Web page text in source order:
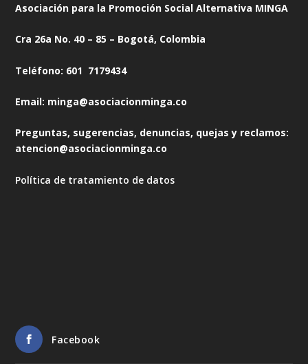
Asociación para la Promoción Social Alternativa MINGA
Cra 26a No. 40 – 85 – Bogotá, Colombia
Teléfono: 601 7179434
Email: minga@asociacionminga.co
Preguntas, sugerencias, denuncias, quejas y reclamos:
atencion@asociacionminga.co
Política de tratamiento de datos
Facebook